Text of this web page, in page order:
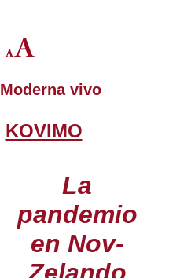
Moderna vivo
KOVIMO
La
pandemio
en Nov-